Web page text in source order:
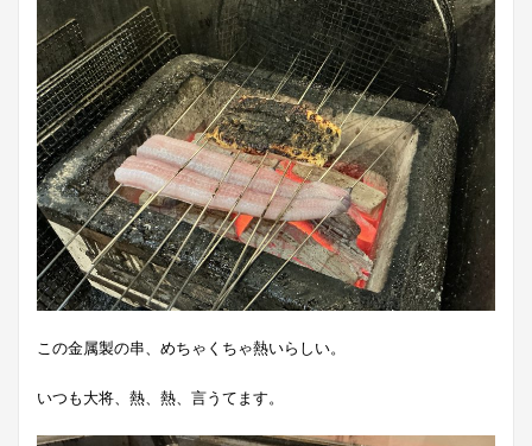
この金属製の串、めちゃくちゃ熱いらしい。
いつも大将、熱、熱、言うてます。